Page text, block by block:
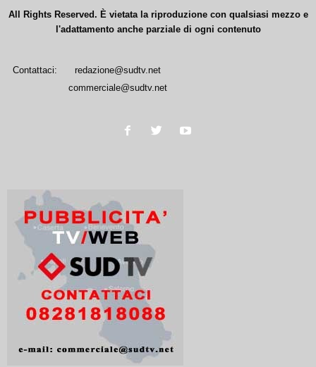
All Rights Reserved. È vietata la riproduzione con qualsiasi mezzo e
l'adattamento anche parziale di ogni contenuto
Contattaci:
redazione@sudtv.net
commerciale@sudtv.net